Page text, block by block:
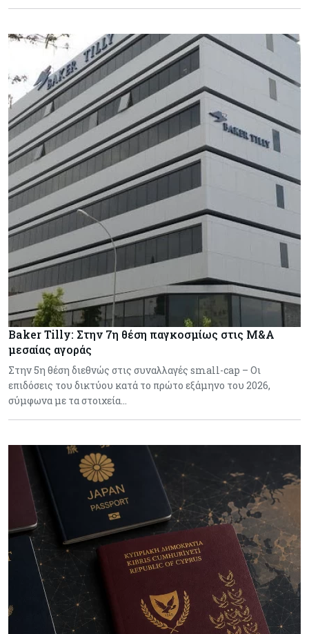
Baker Tilly: Στην 7η θέση παγκοσμίως στις M&A
μεσαίας αγοράς
Στην 5η θέση διεθνώς στις συναλλαγές small-cap – Οι
επιδόσεις του δικτύου κατά το πρώτο εξάμηνο του 2026,
σύμφωνα με τα στοιχεία…